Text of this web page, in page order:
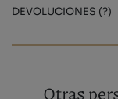
DEVOLUCIONES (?)
Otras